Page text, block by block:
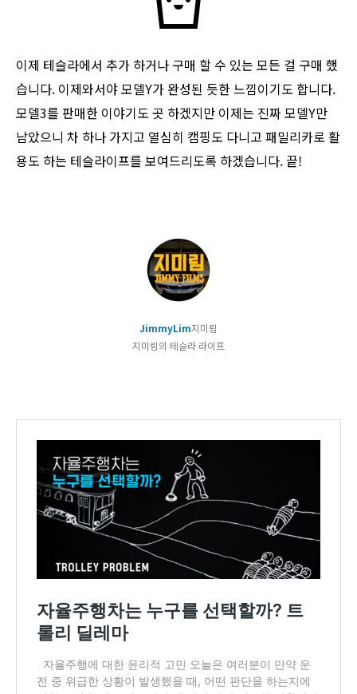
이제 테슬라에서 추가 하거나 구매 할 수 있는 모든 걸 구매 했
습니다. 이제와서야 모델Y가 완성된 듯한 느낌이기도 합니다.
모델3를 판매한 이야기도 곳 하겠지만 이제는 진짜 모델Y만
남았으니 차 하나 가지고 열심히 캠핑도 다니고 패밀리카로 활
용도 하는 테슬라이프를 보여드리도록 하겠습니다. 끝!
JimmyLim지미림
지미림의 테슬라 라이프